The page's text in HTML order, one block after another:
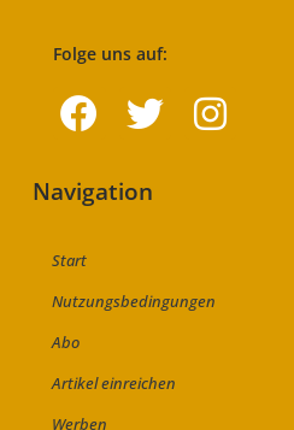
Folge uns auf:
Navigation
Start
Nutzungsbedingungen
Abo
Artikel einreichen
Werben